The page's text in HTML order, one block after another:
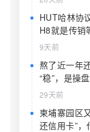
HUT哈林协
H8就是传销
是赃款
9天前
熬了近一年
“稳”，是操
要收了
29天前
柬埔寨园区
还信用卡”